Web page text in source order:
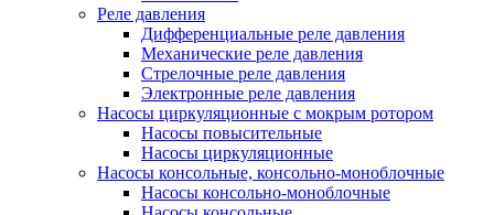
Реле давления
Дифференциальные реле давления
Механические реле давления
Стрелочные реле давления
Электронные реле давления
Насосы циркуляционные с мокрым ротором
Насосы повысительные
Насосы циркуляционные
Насосы консольные, консольно-моноблочные
Насосы консольно-моноблочные